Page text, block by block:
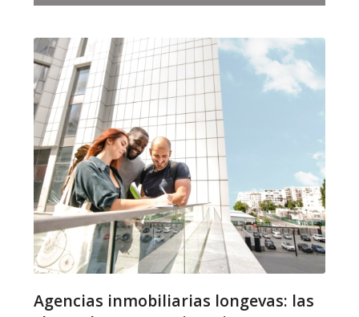
Agencias inmobiliarias longevas: las